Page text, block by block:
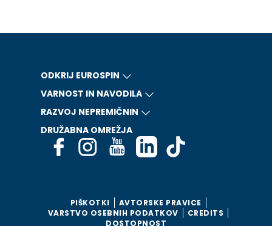
ODKRIJ EUROSPIN
VARNOST IN NAVODILA
RAZVOJ NEPREMIČNIN
DRUŽABNA OMREŽJA
PIŠKOTKI
AVTORSKE PRAVICE
VARSTVO OSEBNIH PODATKOV
CREDITS
DOSTOPNOST